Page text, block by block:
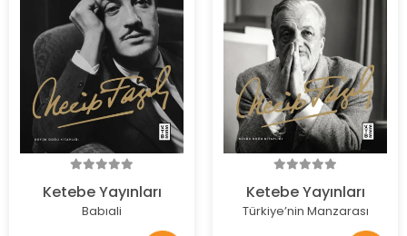
Ketebe Yayınları
Babıali
Ketebe Yayınları
Türkiye’nin Manzarası